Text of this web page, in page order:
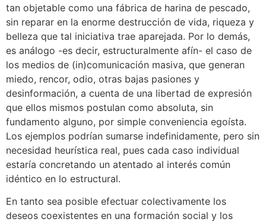
tan objetable como una fábrica de harina de pescado,
sin reparar en la enorme destrucción de vida, riqueza y
belleza que tal iniciativa trae aparejada. Por lo demás,
es análogo -es decir, estructuralmente afín- el caso de
los medios de (in)comunicación masiva, que generan
miedo, rencor, odio, otras bajas pasiones y
desinformación, a cuenta de una libertad de expresión
que ellos mismos postulan como absoluta, sin
fundamento alguno, por simple conveniencia egoísta.
Los ejemplos podrían sumarse indefinidamente, pero sin
necesidad heurística real, pues cada caso individual
estaría concretando un atentado al interés común
idéntico en lo estructural.
En tanto sea posible efectuar colectivamente los
deseos coexistentes en una formación social y los